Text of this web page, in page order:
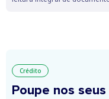
Crédito
Poupe nos